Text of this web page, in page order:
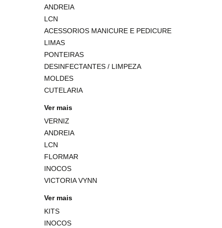
ANDREIA
LCN
ACESSORIOS MANICURE E PEDICURE
LIMAS
PONTEIRAS
DESINFECTANTES / LIMPEZA
MOLDES
CUTELARIA
Ver mais
VERNIZ
ANDREIA
LCN
FLORMAR
INOCOS
VICTORIA VYNN
Ver mais
KITS
INOCOS